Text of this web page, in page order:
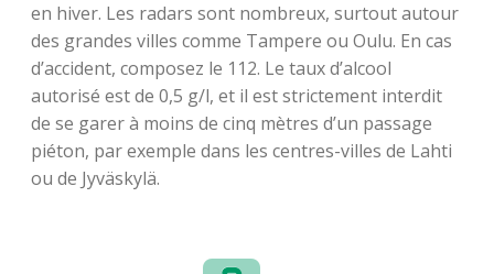
en hiver. Les radars sont nombreux, surtout autour
des grandes villes comme Tampere ou Oulu. En cas
d’accident, composez le 112. Le taux d’alcool
autorisé est de 0,5 g/l, et il est strictement interdit
de se garer à moins de cinq mètres d’un passage
piéton, par exemple dans les centres-villes de Lahti
ou de Jyväskylä.